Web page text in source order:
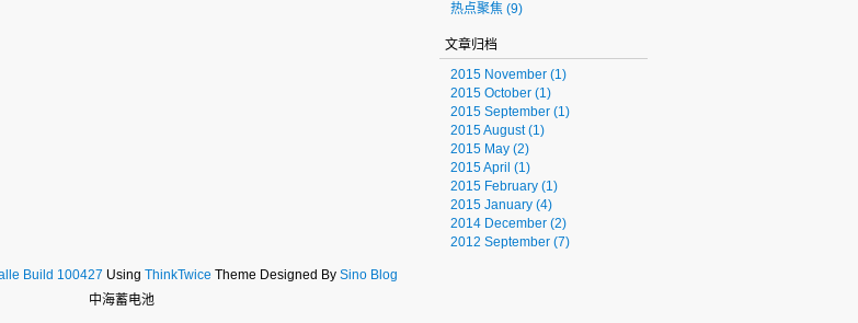
热点聚焦 (9)
文章归档
2015 November (1)
2015 October (1)
2015 September (1)
2015 August(1)
2015 May (2)
2015 April (1)
2015 February (1)
2015 January (4)
2014 December (2)
2012 September (7)
Build 100427 Using ThinkTwice Theme Designed By Sino Blog
中海蓄电池